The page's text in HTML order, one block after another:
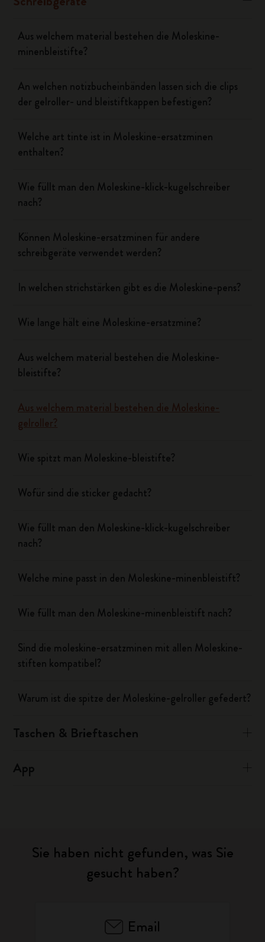
Aus welchem material bestehen die Moleskine-
minenbleistifte?
An welchen notizbucheinbänden lassen sich die clips
der gelroller- und bleistiftkappen befestigen?
Welche art tinte ist in Moleskine-ersatzminen
enthalten?
Wie füllt man den Moleskine-klick-kugelschreiber
nach?
Können Moleskine-ersatzminen für andere
schreibgeräte verwendet werden?
In welchen strichstärken gibt es die Moleskine-pens?
Wie lange hält eine Moleskine-ersatzmine?
Aus welchem material bestehen die Moleskine-
bleistifte?
Aus welchem material bestehen die Moleskine-
gelroller?
Wie spitzt man Moleskine-bleistifte?
Wofür sind die sticker gedacht?
Wie füllt man den Moleskine-klick-kugelschreiber
nach?
Welche mine passt in den Moleskine-minenbleistift?
Wie füllt man den Moleskine-minenbleistift nach?
Sind die moleskine-ersatzminen mit allen Moleskine-
stiften kompatibel?
Warum ist die spitze der Moleskine-gelroller gefedert?
Taschen & Brieftaschen
App
Sie haben nicht gefunden, was Sie
gesucht haben?
Email